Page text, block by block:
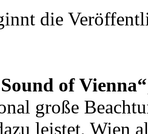
die
of Vienna“
große
leistet, Wien